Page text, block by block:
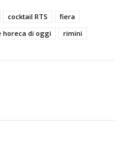
cocktail RTS
fiera
horeca di oggi rimini